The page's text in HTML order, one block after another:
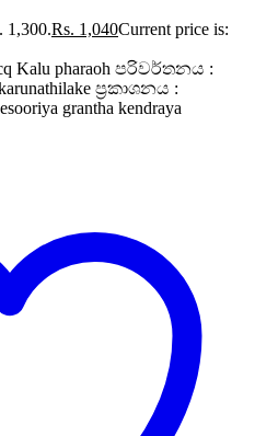
1,300.Rs. 1,040Current price is:
Kalu pharaoh පරිවර්තනය :
ප්‍රකාශනය :
grantha kendraya